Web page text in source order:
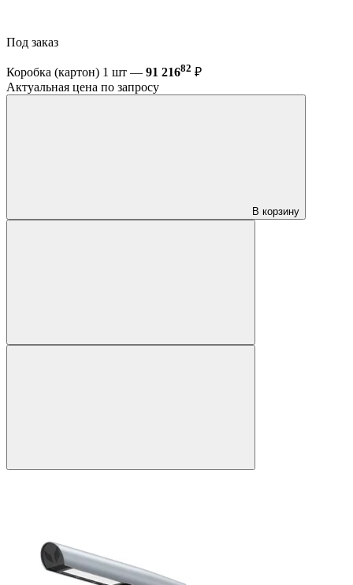
Под заказ
Коробка (картон) 1 шт — 91 21682 ₽
Актуальная цена по запросу
В корзину